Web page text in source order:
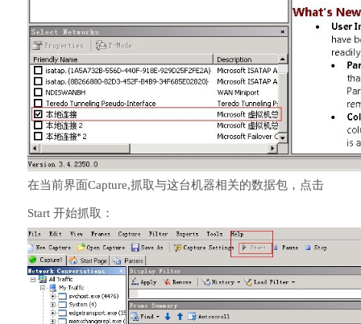
在当前界面Capture,抓取与这台机器相关的数据包，点击
Start 开始抓取：